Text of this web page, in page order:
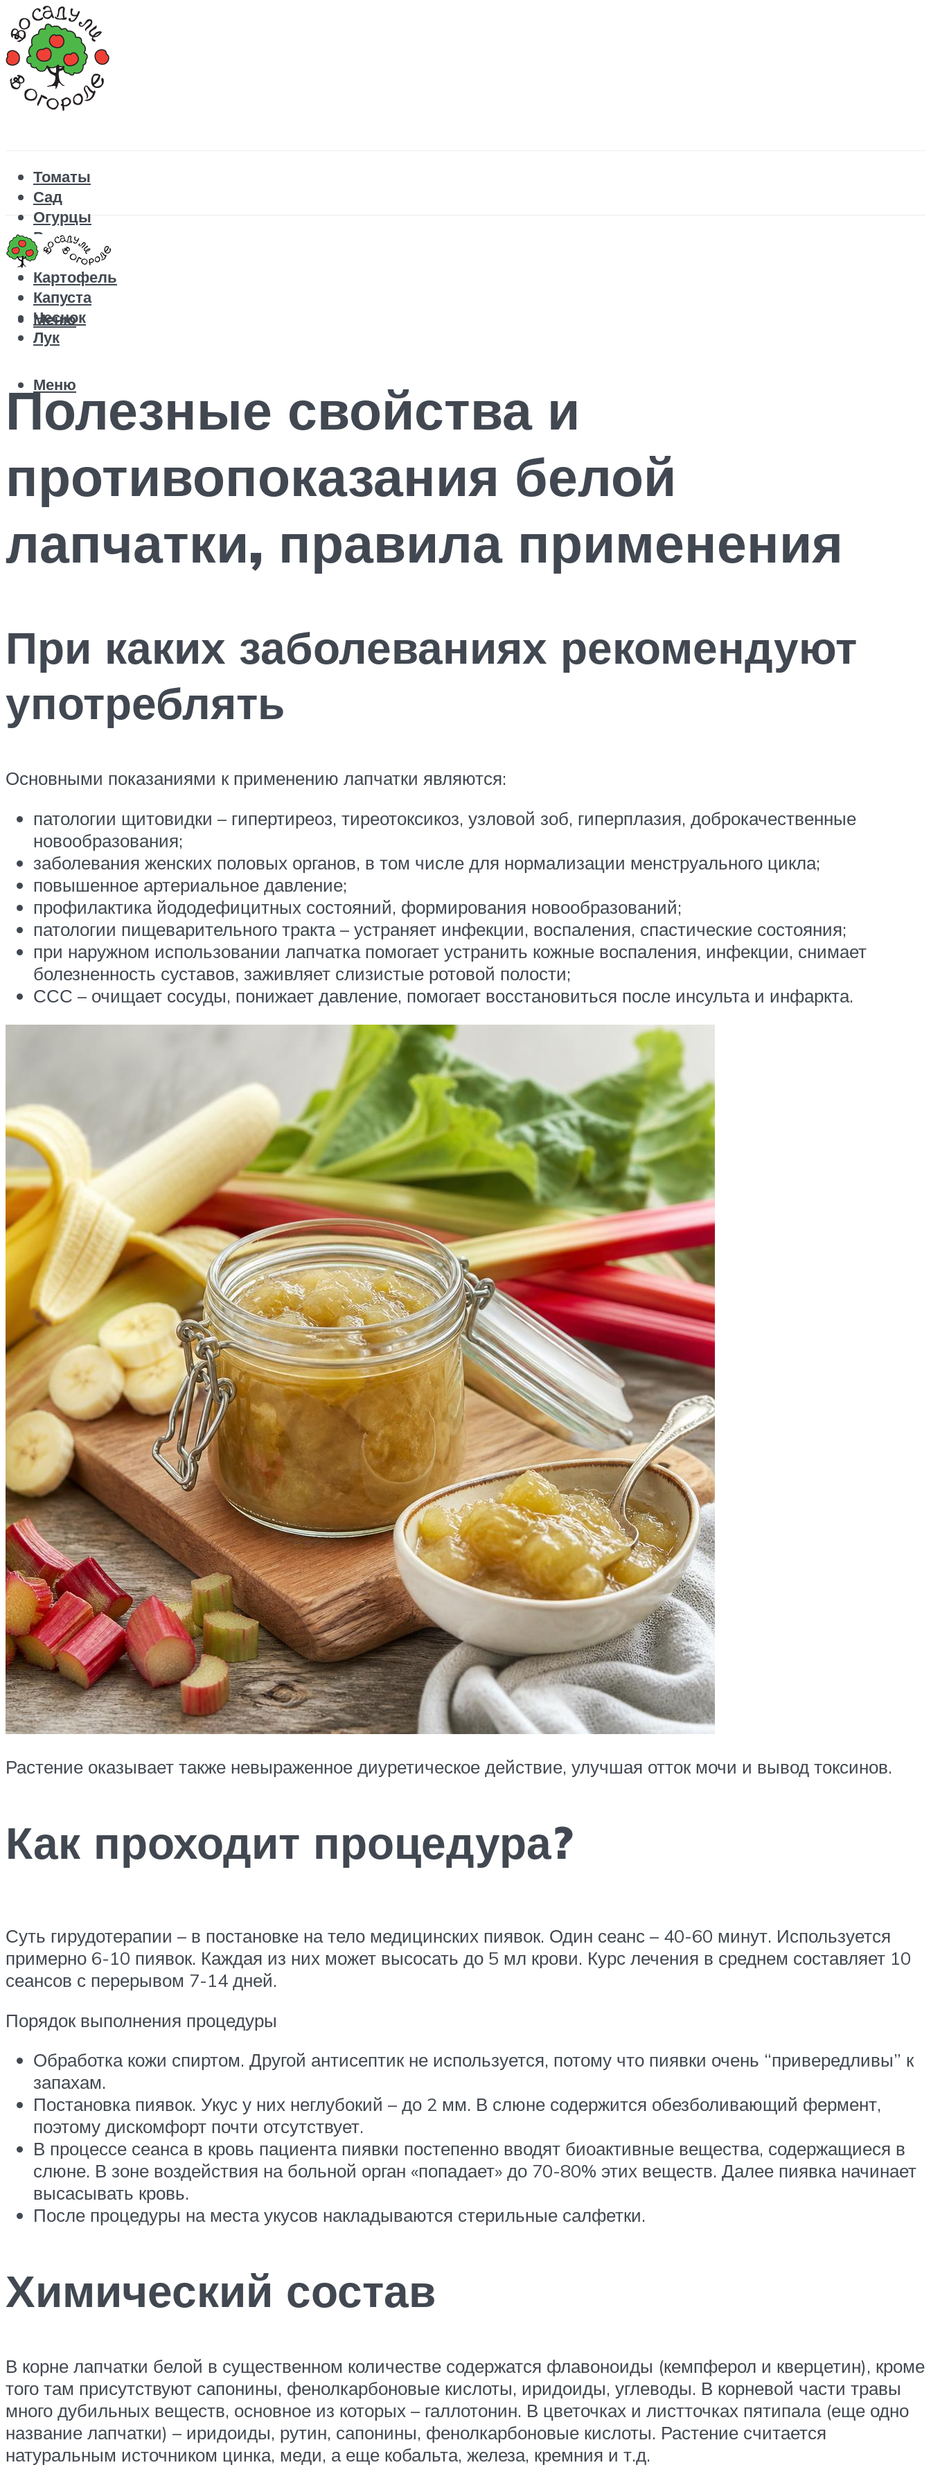
Томаты
Сад
Огурцы
Рецепты
Перец
Картофель
Капуста
Чеснок
Лук
Меню
Меню
Полезные свойства и
противопоказания белой
лапчатки, правила применения
При каких заболеваниях рекомендуют
употреблять
Основными показаниями к применению лапчатки являются:
патологии щитовидки – гипертиреоз, тиреотоксикоз, узловой зоб, гиперплазия, доброкачественные
новообразования;
заболевания женских половых органов, в том числе для нормализации менструального цикла;
повышенное артериальное давление;
профилактика йододефицитных состояний, формирования новообразований;
патологии пищеварительного тракта – устраняет инфекции, воспаления, спастические состояния;
при наружном использовании лапчатка помогает устранить кожные воспаления, инфекции, снимает
болезненность суставов, заживляет слизистые ротовой полости;
ССС – очищает сосуды, понижает давление, помогает восстановиться после инсульта и инфаркта.
Растение оказывает также невыраженное диуретическое действие, улучшая отток мочи и вывод токсинов.
Как проходит процедура?
Суть гирудотерапии – в постановке на тело медицинских пиявок. Один сеанс – 40-60 минут. Используется
примерно 6-10 пиявок. Каждая из них может высосать до 5 мл крови. Курс лечения в среднем составляет 10
сеансов с перерывом 7-14 дней.
Порядок выполнения процедуры
Обработка кожи спиртом. Другой антисептик не используется, потому что пиявки очень “привередливы” к
запахам.
Постановка пиявок. Укус у них неглубокий – до 2 мм. В слюне содержится обезболивающий фермент,
поэтому дискомфорт почти отсутствует.
В процессе сеанса в кровь пациента пиявки постепенно вводят биоактивные вещества, содержащиеся в
слюне. В зоне воздействия на больной орган «попадает» до 70-80% этих веществ. Далее пиявка начинает
высасывать кровь.
После процедуры на места укусов накладываются стерильные салфетки.
Химический состав
В корне лапчатки белой в существенном количестве содержатся флавоноиды (кемпферол и кверцетин), кроме
того там присутствуют сапонины, фенолкарбоновые кислоты, иридоиды, углеводы. В корневой части травы
много дубильных веществ, основное из которых – галлотонин. В цветочках и листточках пятипала (еще одно
название лапчатки) – иридоиды, рутин, сапонины, фенолкарбоновые кислоты. Растение считается
натуральным источником цинка, меди, а еще кобальта, железа, кремния и т.д.